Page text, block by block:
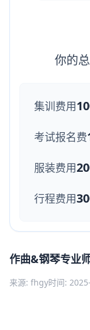
你的
集训费用
考试报名费
服装费用
行程费用
作曲&钢琴专业
来源: fhgy时间: